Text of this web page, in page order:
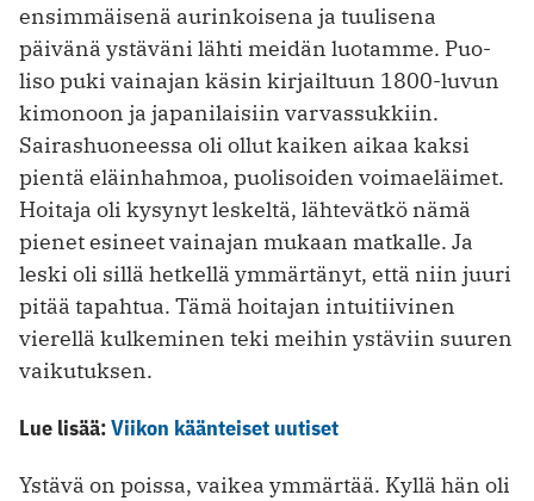
ensimmäisenä aurinkoisena ja tuulisena
päivänä ystäväni lähti meidän luotamme. Puo­
liso­ puki vainajan käsin kirjailtuun 1800-­luvun
kimonoon ja japanilaisiin varvassukkiin.
Sairashuoneessa oli ollut kaiken aikaa kaksi
pientä eläinhahmoa, puolisoiden voimaeläimet.
Hoitaja oli kysynyt leskeltä, lähtevätkö nämä
pienet esineet vainajan mukaan matkalle. Ja
leski oli sillä hetkellä ymmärtänyt, että niin juuri
pitää tapahtua. Tämä hoitajan intuitiivinen
vierellä kulkeminen teki meihin ystäviin suuren
vai­kutuksen.
Lue lisää:Viikon käänteiset uutiset
Ystävä on poissa, vaikea ymmärtää. Kyllä hän oli